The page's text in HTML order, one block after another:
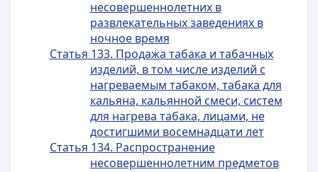
несовершеннолетних в
развлекательных заведениях в
ночное время
Статья 133. Продажа табака и табачных
изделий, в том числе изделий с
нагреваемым табаком, табака для
кальяна, кальянной смеси, систем
для нагрева табака, лицами, не
достигшими восемнадцати лет
Статья 134. Распространение
несовершеннолетним предметов